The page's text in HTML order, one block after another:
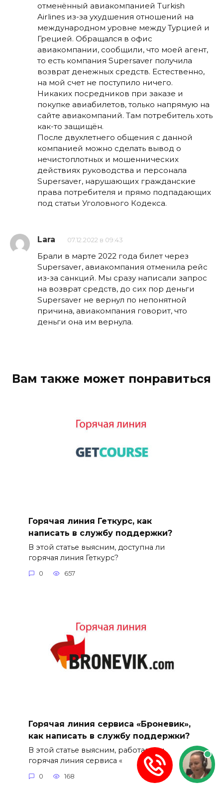
отменённый авиакомпанией Turkish
Airlines из-за ухудшения отношений на
международном уровне между Турцией и
Грецией. Обращался в офис
авиакомпании, сообщили, что моей агент,
то есть компания Supersaver получила
возврат денежных средств. Естественно,
на мой счет не поступило ничего.
Никаких посредников при заказе и
покупке авиабилетов, только напрямую на
сайте авиакомпаний. Там потребитель хоть
как-то защищён.
После двухлетнего общения с данной
компанией можно сделать вывод о
нечистоплотных и мошеннических
действиях руководства и персонала
Supersaver, нарушающих гражданские
права потребителя и прямо подпадающих
под статьи Уголовного Кодекса.
Lara 07.12.2022 в 09:43
Брали в марте 2022 года билет через
Supersaver, авиакомпания отменила рейс
из-за санкций. Мы сразу написали запрос
на возврат средств, до сих пор деньги
Supersaver не вернул по непонятной
причина, авиакомпания говорит, что
деньги она им вернула.
Вам также может понравиться
Горячая линия Геткурс, как
написать в службу поддержки?
В этой статье выясним, доступна ли
горячая линия Геткурс?
0 657
Горячая линия сервиса «Броневик»,
как написать в службу поддержки?
В этой статье выясним, работает ли
горячая линия сервиса «
0 168